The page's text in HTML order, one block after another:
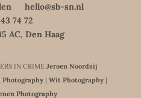
hello@sb-sn.nl
74 72
AC, Den Haag
IN CRIME Jeroen Noordzij
Photography |Wit Photography |
Photography